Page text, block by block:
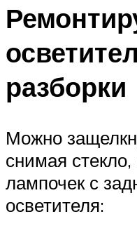
разборки
Можно
снимая стекло,
лампочек с
осветителя: